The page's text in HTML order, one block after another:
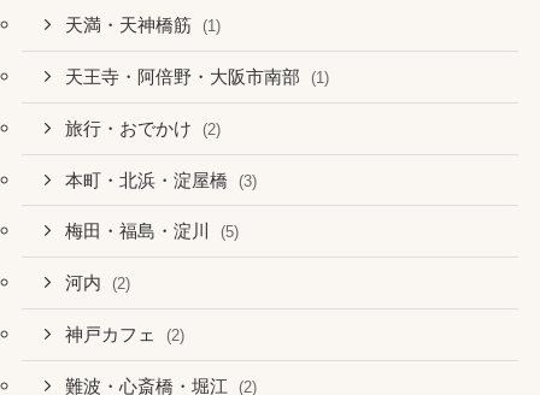
天満・天神橋筋 (1)
天王寺・阿倍野・大阪市南部 (1)
旅行・おでかけ (2)
本町・北浜・淀屋橋 (3)
梅田・福島・淀川 (5)
河内 (2)
神戸カフェ (2)
難波・心斎橋・堀江 (2)